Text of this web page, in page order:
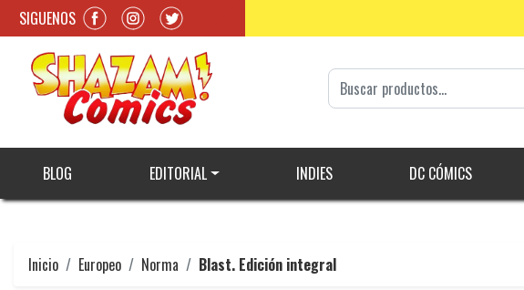
SIGUENOS
BLOG EDITORIAL INDIES DC CÓMICS
Inicio Europeo Norma Blast. Edición integral